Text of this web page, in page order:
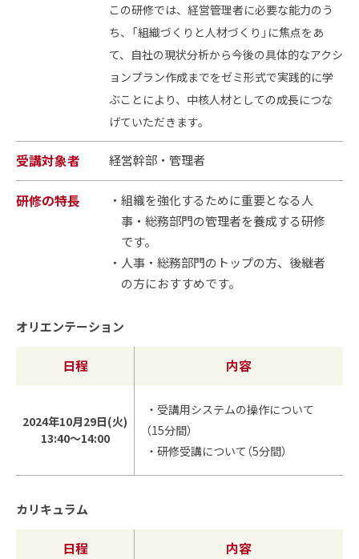
この研修では、経営管理者に必要な能力のう
ち、「組織づくりと人材づくり」に焦点をあ
て、自社の現状分析から今後の具体的なアクシ
ョンプラン作成までをゼミ形式で実践的に学
ぶことにより、中核人材としての成長につな
げていただきます。
受講対象者 経営幹部・管理者
研修の特長
組織を強化するために重要となる人
事・総務部門の管理者を養成する研修
です。
人事・総務部門のトップの方、後継者
の方におすすめです。
オリエンテーション
日程 内容
2024年10月29日(火)
13:40～14:00
・受講用システムの操作について
（15分間）
・研修受講について（5分間）
カリキュラム
日程 内容